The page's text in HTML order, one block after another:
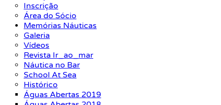
Inscrição
Área do Sócio
Memórias Náuticas
Galeria
Vídeos
Revista Ir_ao_mar
Náutica no Bar
School At Sea
Histórico
Águas Abertas 2019